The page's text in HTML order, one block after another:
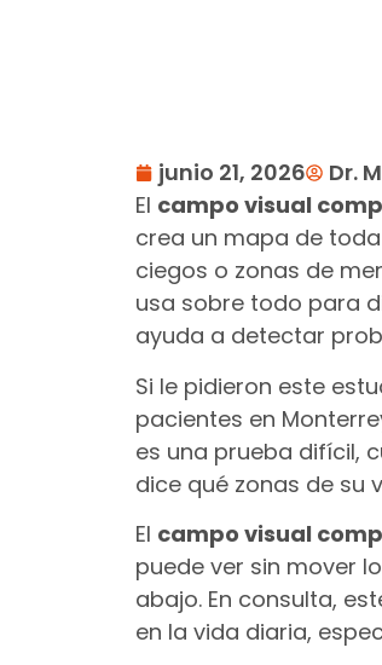
junio 21, 2026
Dr.
El campo visual
crea un mapa de
ciegos o zonas de
usa sobre todo para
ayuda a detectar
Si le pidieron este
pacientes en
es una prueba difícil,
dice qué zonas de su
El campo visual
puede ver sin mover
abajo. En consulta,
en la vida diaria,